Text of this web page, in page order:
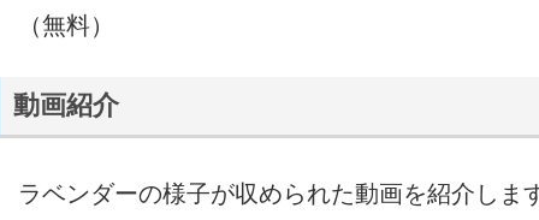
（無料）
動画紹介
ラベンダーの様子が収められた動画を紹介しま